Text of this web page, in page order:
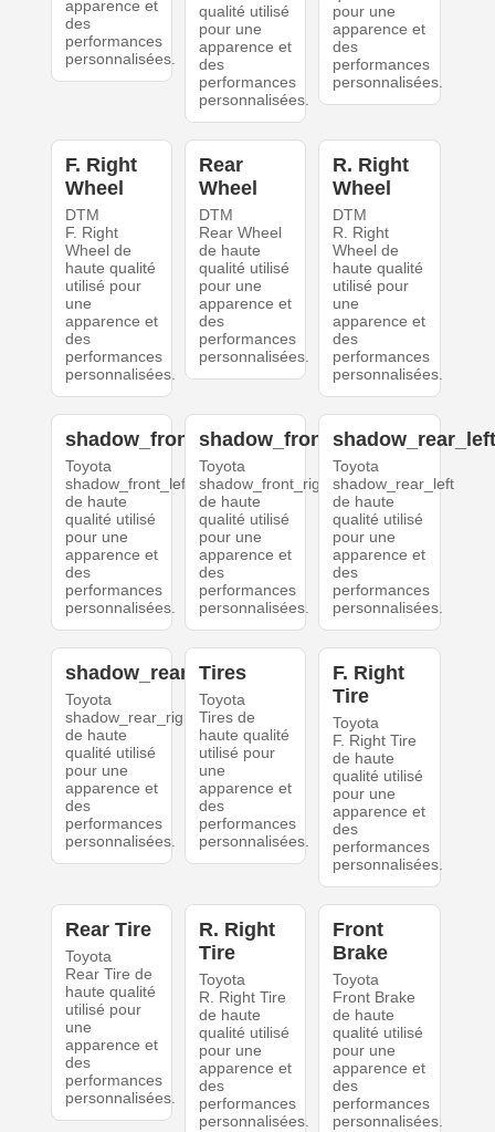
apparence et
des
performances
personnalisées.
qualité utilisé
pour une
apparence et
des
performances
personnalisées.
pour une
apparence et
des
performances
personnalisées.
F. Right
Wheel
DTM
F. Right
Wheel de
haute qualité
utilisé pour
une
apparence et
des
performances
personnalisées.
Rear
Wheel
DTM
Rear Wheel
de haute
qualité utilisé
pour une
apparence et
des
performances
personnalisées.
R. Right
Wheel
DTM
R. Right
Wheel de
haute qualité
utilisé pour
une
apparence et
des
performances
personnalisées.
shadow_front_left
Toyota
shadow_front_left
de haute
qualité utilisé
pour une
apparence et
des
performances
personnalisées.
shadow_front_right
Toyota
shadow_front_right
de haute
qualité utilisé
pour une
apparence et
des
performances
personnalisées.
Toyota
shadow_rear_left
de haute
qualité utilisé
pour une
apparence et
des
performances
personnalisées.
shadow_rear_right
Toyota
shadow_rear_right
de haute
qualité utilisé
pour une
apparence et
des
performances
personnalisées.
Tires
Toyota
Tires de
haute qualité
utilisé pour
une
apparence et
des
performances
personnalisées.
F. Right
Tire
Toyota
F. Right Tire
de haute
qualité utilisé
pour une
apparence et
des
performances
personnalisées.
Rear Tire
Toyota
Rear Tire de
haute qualité
utilisé pour
une
apparence et
des
performances
personnalisées.
R. Right
Tire
Toyota
R. Right Tire
de haute
qualité utilisé
pour une
apparence et
des
performances
personnalisées.
Front
Brake
Toyota
Front Brake
de haute
qualité utilisé
pour une
apparence et
des
performances
personnalisées.